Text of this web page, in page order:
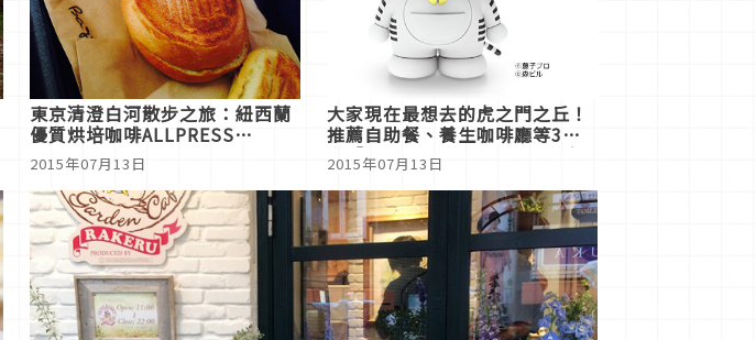
東京清澄白河散步之旅：紐西蘭
優質烘培咖啡ALLPRESS
ESPRESSO
2015年07月13日
大家現在最想去的虎之門之丘！
推薦自助餐、養生咖啡廳等3店
家【TORANOMON HILLS午餐
介紹vol.1】
2015年07月13日